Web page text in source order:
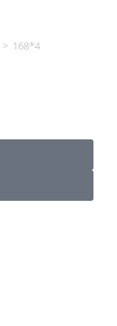
> 168*4